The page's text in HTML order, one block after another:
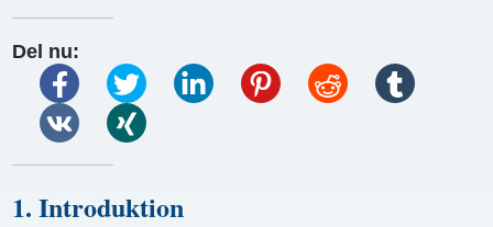
Del nu:
1. Introduktion